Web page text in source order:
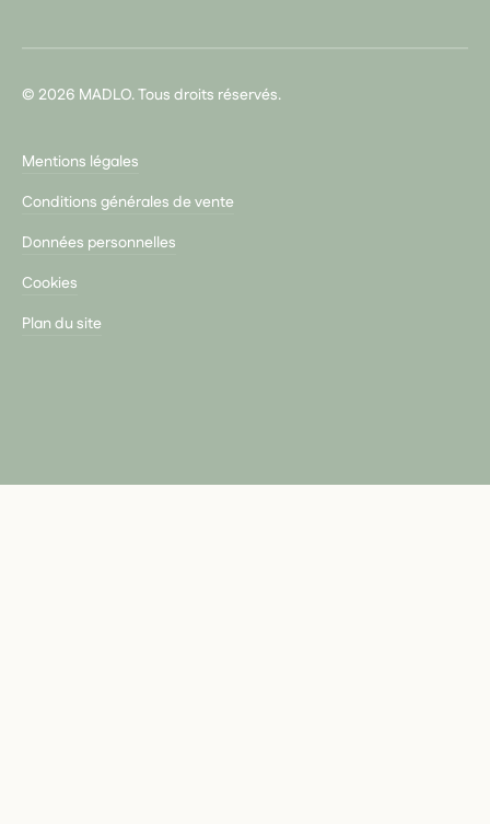
© 2026 MADLO. Tous droits réservés.
Mentions légales
Conditions générales de vente
Données personnelles
Cookies
Plan du site